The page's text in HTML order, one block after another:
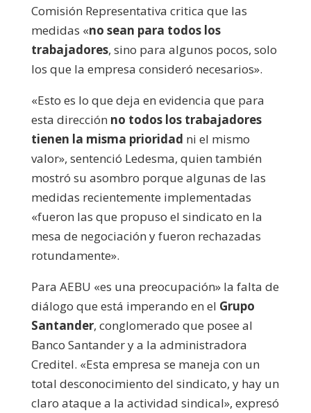
Comisión Representativa critica que las
medidas «no sean para todos los
trabajadores, sino para algunos pocos, solo
los que la empresa consideró necesarios».
«Esto es lo que deja en evidencia que para
esta dirección no todos los trabajadores
tienen la misma prioridad ni el mismo
valor», sentenció Ledesma, quien también
mostró su asombro porque algunas de las
medidas recientemente implementadas
«fueron las que propuso el sindicato en la
mesa de negociación y fueron rechazadas
rotundamente».
Para AEBU «es una preocupación» la falta de
diálogo que está imperando en el Grupo
Santander, conglomerado que posee al
Banco Santander y a la administradora
Creditel. «Esta empresa se maneja con un
total desconocimiento del sindicato, y hay un
claro ataque a la actividad sindical», expresó